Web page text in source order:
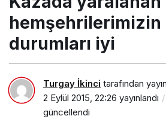
hemşehrilerimizin
durumları iyi
Turgay İkinci tarafından
2 Eylül 2015, 22:26 yayınlandı
güncellendi